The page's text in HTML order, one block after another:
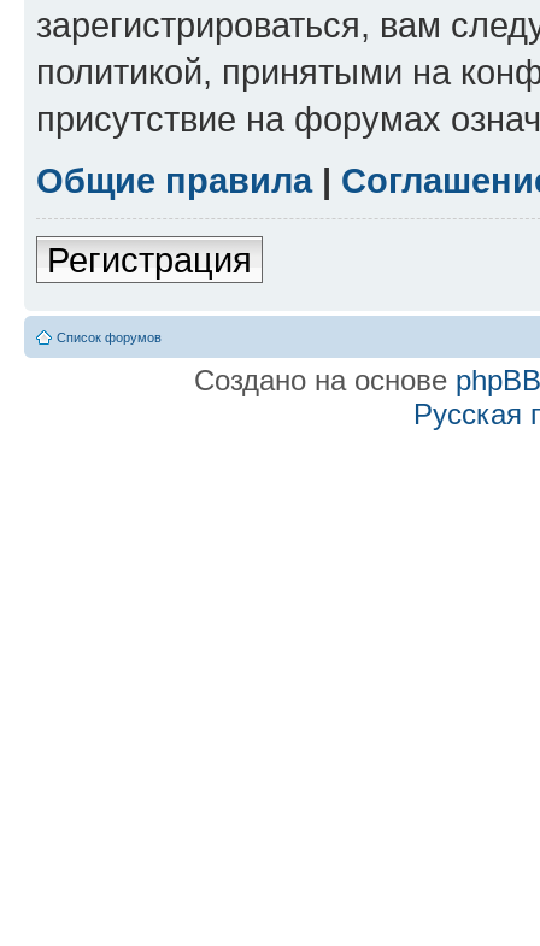
зарегистрироваться, вам
политикой, принятыми на
присутствие на форумах
Общие правила|
Регистрация
Список форумов
Создано на основе phpBB
Русская